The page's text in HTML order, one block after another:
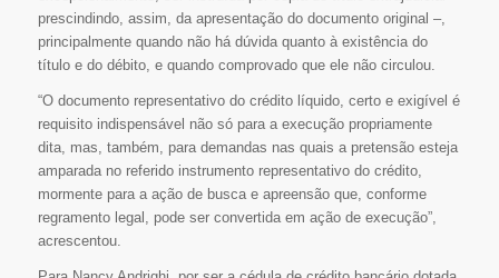
prescindindo, assim, da apresentação do documento original –,
principalmente quando não há dúvida quanto à existência do
título e do débito, e quando comprovado que ele não circulou.
“O documento representativo do crédito líquido, certo e exigível é
requisito indispensável não só para a execução propriamente
dita, mas, também, para demandas nas quais a pretensão esteja
amparada no referido instrumento representativo do crédito,
mormente para a ação de busca e apreensão que, conforme
regramento legal, pode ser convertida em ação de execução”,
acrescentou.